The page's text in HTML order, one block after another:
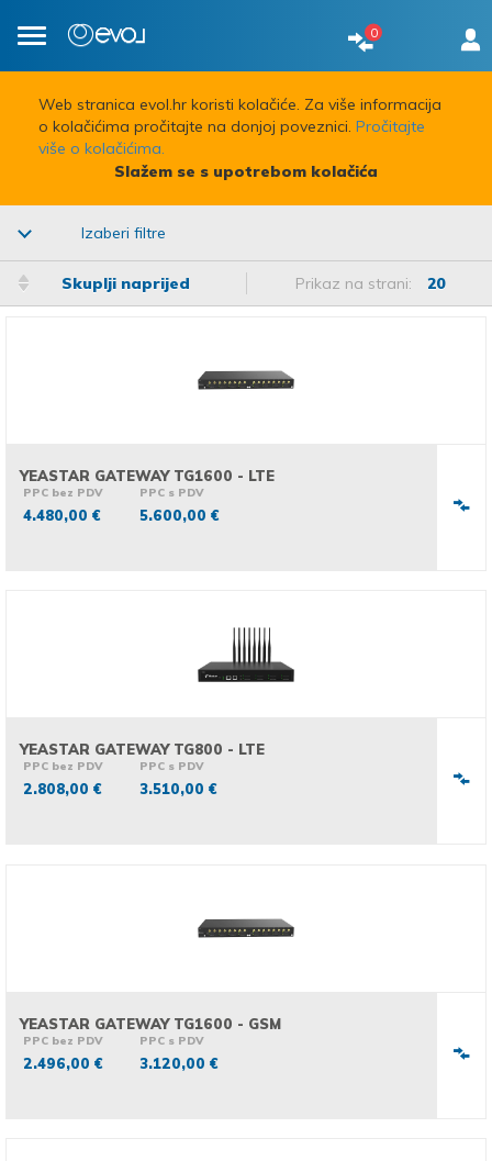
0
Toggle
Web stranica evol.hr koristi kolačiće. Za više informacija
o kolačićima pročitajte na donjoj poveznici. Pročitajte
više o kolačićima.
Slažem se s upotrebom kolačića
Izaberi filtre
Skuplji naprijed Prikaz na strani: 20
YEASTAR GATEWAY TG1600 - LTE
PPC bez PDV
4.480,00 €
PPC s PDV
5.600,00 €
YEASTAR GATEWAY TG800 - LTE
PPC bez PDV
2.808,00 €
PPC s PDV
3.510,00 €
YEASTAR GATEWAY TG1600 - GSM
PPC bez PDV
2.496,00 €
PPC s PDV
3.120,00 €